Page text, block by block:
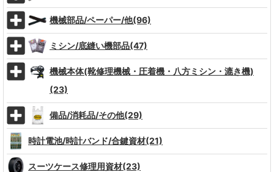
機械部品/ペーパー/他(96)
ミシン/底縫い機部品(47)
機械本体(靴修理機械・圧着機・八方ミシン・漉き機)
(23)
備品/消耗品/その他(29)
時計電池/時計バンド/合鍵資材(21)
スーツケース修理用資材(23)